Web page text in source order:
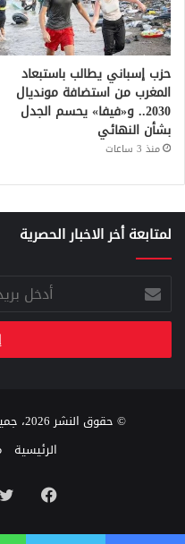
حزب إسباني يطالب باستبعاد
المغرب من استضافة مونديال
2030.. و«فيفا» يحسم الجدل
بشأن النهائي
منذ 3 ساعات
لمتابعة أخر الاخبار الحصرية
أدخل
بريدك
الإلكتروني
© حقوق النشر 2026، جميع الحقوق محفوظة |
الرئيسية